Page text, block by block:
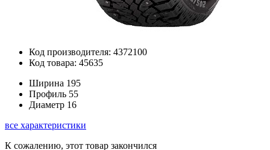
Код производителя: 4372100
Код товара: 45635
Ширина 195
Профиль 55
Диаметр 16
все характеристики
К сожалению, этот товар закончился